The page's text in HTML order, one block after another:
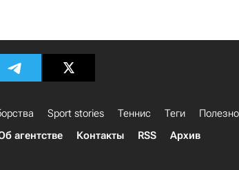
Sport stories Теннис Теги
агентстве Контакты RSS Архив